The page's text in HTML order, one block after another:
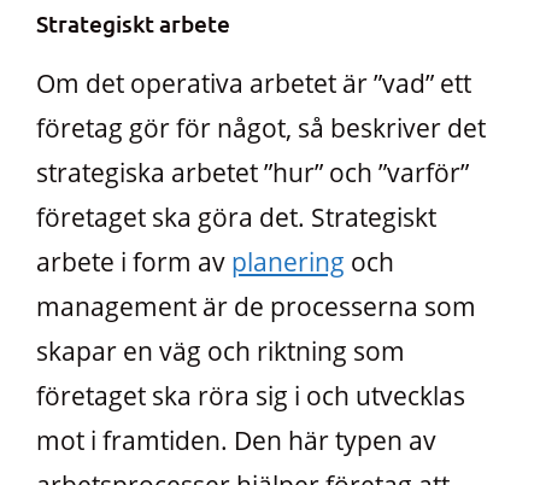
Strategiskt arbete
Om det operativa arbetet är ”vad” ett
företag gör för något, så beskriver det
strategiska arbetet ”hur” och ”varför”
företaget ska göra det. Strategiskt
arbete i form av planering och
management är de processerna som
skapar en väg och riktning som
företaget ska röra sig i och utvecklas
mot i framtiden. Den här typen av